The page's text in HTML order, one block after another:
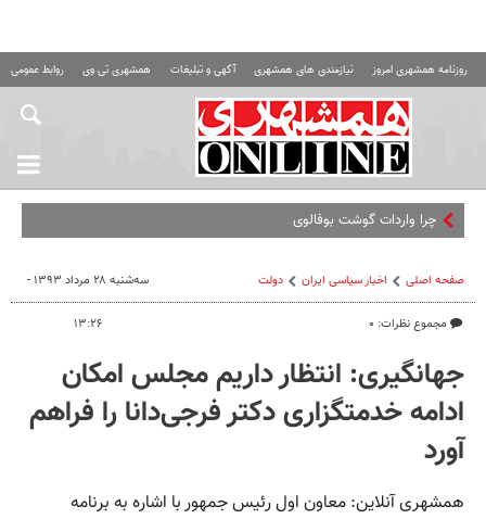
روزنامه همشهری امروز نیازمندی های همشهری آگهی و تبلیغات همشهری تی وی روابط عمومی
چرا واردات گوشت بوفالوی هندی به کشور
صفحه اصلی اخبار سیاسی ایران دولت
مجموع نظرات: ۰
سه‌شنبه ۲۸ مرداد ۱۳۹۳ -
۱۳:۲۶
جهانگیری: انتظار داریم مجلس امکان
ادامه خدمتگزاری دکتر فرجی‌دانا را فراهم
آورد
همشهری آنلاین: معاون اول رئیس جمهور با اشاره به برنامه